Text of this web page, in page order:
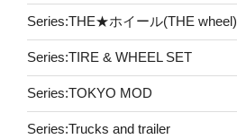
Series:THE★ホイール(THE wheel)
Series:TIRE & WHEEL SET
Series:TOKYO MOD
Series:Trucks and trailer